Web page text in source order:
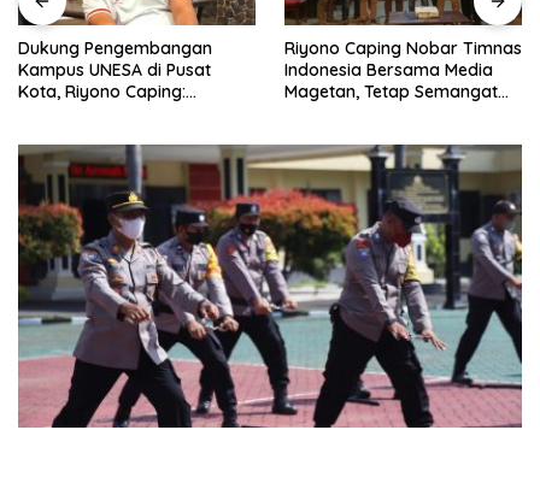
Dukung Pengembangan
Kampus UNESA di Pusat
Kota, Riyono Caping:
Riyono Caping Nobar Timnas
Indonesia Bersama Media
Magetan, Tetap Semangat